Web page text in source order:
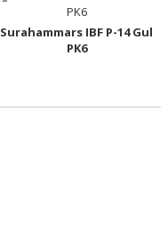
Surahammars IBF P-14 Gul
PK6